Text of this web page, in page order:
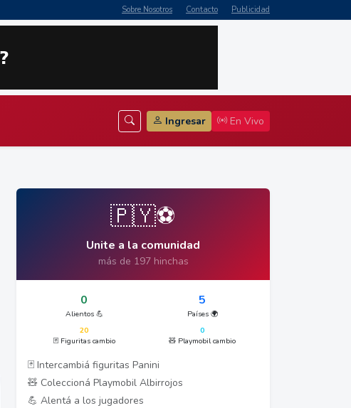
Sobre Nosotros Contacto Publicidad
Ingresar En Vivo
🇵🇾⚽
Unite a la comunidad
más de 197 hinchas
0
Alientos 💪
5
Países 🌍
20
🃏 Figuritas cambio
0
🧸 Playmobil cambio
🃏 Intercambiá figuritas Panini
🧸 Coleccioná Playmobil Albirrojos
💪 Alentá a los jugadores